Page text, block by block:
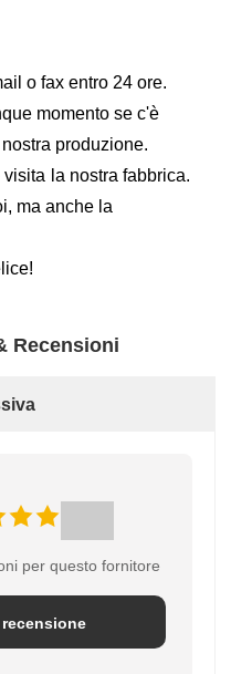
o fax entro 24 ore.
momento se c'è
produzione.
visita la nostra fabbrica.
ma anche la
!
Recensioni
per questo fornitore